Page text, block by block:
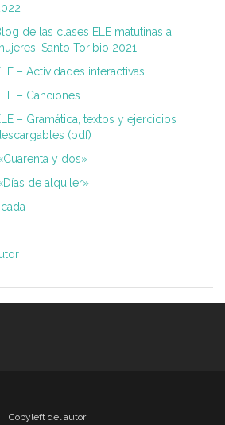
de las clases ELE matutinas a
Santo Toribio 2021
– Actividades interactivas
– Canciones
– Gramática, textos y ejercicios
(pdf)
y dos»
de alquiler»
Copyleft del autor